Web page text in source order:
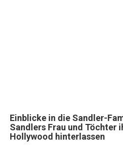
Einblicke in die Sandler-
Sandlers Frau und Töchter
Hollywood hinterlassen